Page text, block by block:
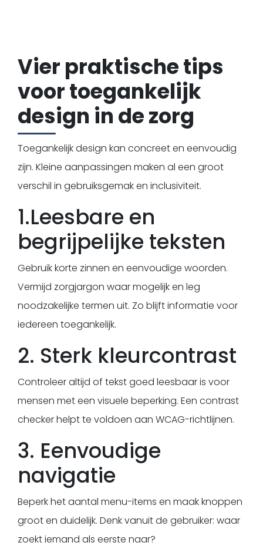
Vier praktische tips
voor toegankelijk
design in de zorg
Toegankelijk design kan concreet en eenvoudig
zijn. Kleine aanpassingen maken al een groot
verschil in gebruiksgemak en inclusiviteit.
1.Leesbare en
begrijpelijke teksten
Gebruik korte zinnen en eenvoudige woorden.
Vermijd zorgjargon waar mogelijk en leg
noodzakelijke termen uit. Zo blijft informatie voor
iedereen toegankelijk.
2. Sterk kleurcontrast
Controleer altijd of tekst goed leesbaar is voor
mensen met een visuele beperking. Een contrast
checker helpt te voldoen aan WCAG-richtlijnen.
3. Eenvoudige
navigatie
Beperk het aantal menu-items en maak knoppen
groot en duidelijk. Denk vanuit de gebruiker: waar
zoekt iemand als eerste naar?